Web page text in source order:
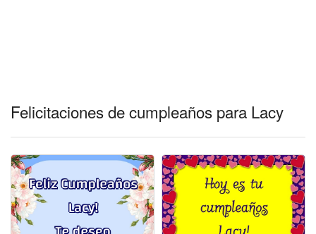
Entrar
Felicitaciones de cumpleaños para Lacy